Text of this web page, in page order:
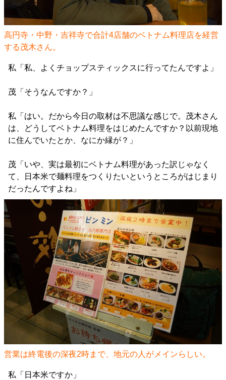
高円寺・中野・吉祥寺で合計4店舗のベトナム料理店を経営
する茂木さん。
私「私、よくチョップスティックスに行ってたんですよ」
茂「そうなんですか？」
私「はい。だから今日の取材は不思議な感じで。茂木さん
は、どうしてベトナム料理をはじめたんですか？以前現地
に住んでいたとか、なにか縁が？」
茂「いや、実は最初にベトナム料理があった訳じゃなく
て、日本米で麺料理をつくりたいというところがはじまり
だったんですよね」
営業は終電後の深夜2時まで、地元の人がメインらしい。
私「日本米ですか」